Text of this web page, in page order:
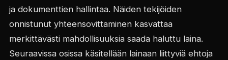
ja dokumenttien hallintaa. Näiden tekijöiden
onnistunut yhteensovittaminen kasvattaa
merkittävästi mahdollisuuksia saada haluttu laina.
Seuraavissa osissa käsitellään lainaan liittyviä ehtoja